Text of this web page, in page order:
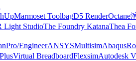
Marmoset ToolbagD5 RenderOctane
Light StudioThe Foundry KatanaThea
Pro/EngineerANSYSMultisimAbaqus
Virtual BreadboardFlexsimAutodesk